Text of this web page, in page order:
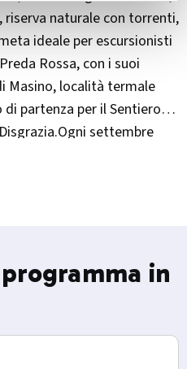
riserva naturale con torrenti,
ideale per escursionisti
Rossa, con i suoi
Masino, località termale
partenza per il Sentiero
settembre
in